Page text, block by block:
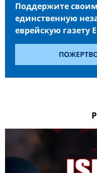
Поддержите
единственную
еврейскую газету